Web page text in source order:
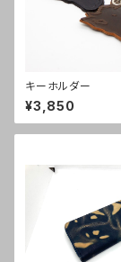
キーホルダー
¥3,850